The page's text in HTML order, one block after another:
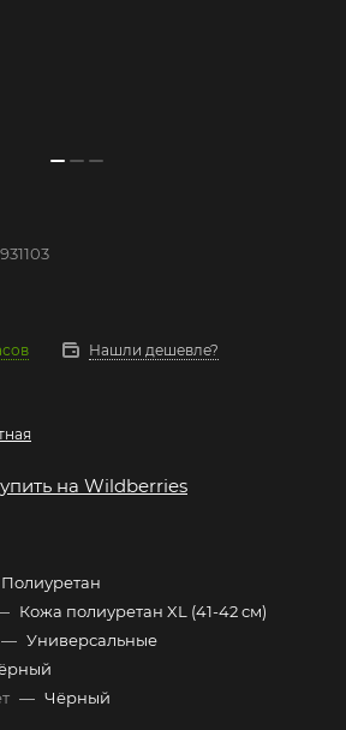
931103
Нашли дешевле?
на Wildberries
Кожа полиуретан XL (41-42 см)
— Универсальные
— Чёрный